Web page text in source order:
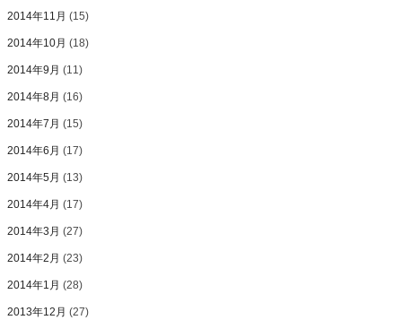
2014年11月 (15)
2014年10月 (18)
2014年9月 (11)
2014年8月 (16)
2014年7月 (15)
2014年6月 (17)
2014年5月 (13)
2014年4月 (17)
2014年3月 (27)
2014年2月 (23)
2014年1月 (28)
2013年12月 (27)